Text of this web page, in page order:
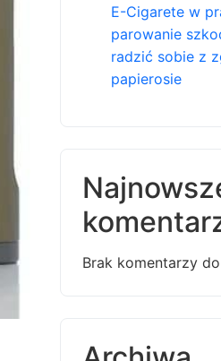
E-Cigarete w
parowanie
radzić sobie z
papierosie
Brak komentarzy